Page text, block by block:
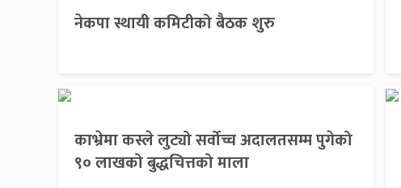
नेकपा स्थायी कमिटीको बैठक शुरु
काभ्रेमा कस्ले लुट्यो सर्वोच्च अदालतसम्म पुगेको
९० लाखको बुद्धचित्तको माला